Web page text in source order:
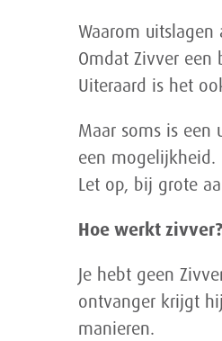
Waarom
Omdat Zivver
Uiteraard is het
Maar soms is
een mogelijkheid.
Let op, bij grote
Hoe werkt zivver?
Je hebt geen
ontvanger krijgt
manieren.